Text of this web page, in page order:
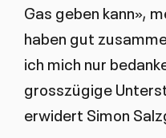
Gas geben kann»,
haben gut
ich mich nur
grosszügige
erwidert Simon